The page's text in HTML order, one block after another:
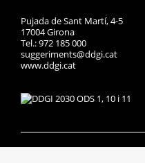
Pujada de Sant Martí, 4-5
17004 Girona
Tel.: 972 185 000
suggeriments@ddgi.cat
www.ddgi.cat